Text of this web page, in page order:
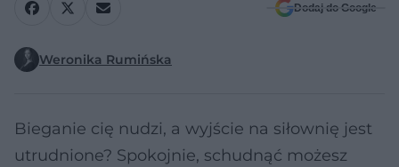
Dodaj do Google
Weronika Rumińska
Bieganie cię nudzi, a wyjście na siłownię jest
utrudnione? Spokojnie, schudnąć możesz